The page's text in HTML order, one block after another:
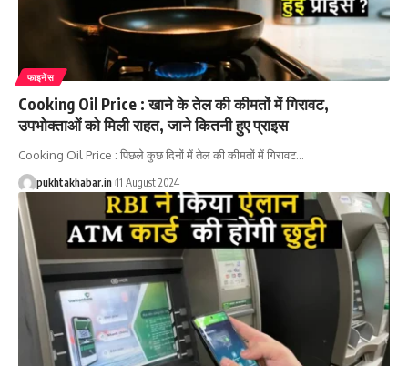
फाइनेंस
Cooking Oil Price : खाने के तेल की कीमतों में गिरावट,
उपभोक्ताओं को मिली राहत, जाने कितनी हुए प्राइस
Cooking Oil Price : पिछले कुछ दिनों में तेल की कीमतों में गिरावट…
pukhtakhabar.in 11 August 2024